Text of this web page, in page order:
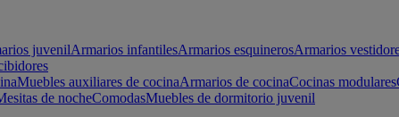
juvenilArmarios infantilesArmarios esquinerosArmarios
Muebles auxiliares de cocinaArmarios de cocinaCocinas modulares
de nocheComodasMuebles de dormitorio juvenil